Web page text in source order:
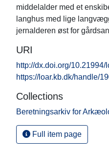
middelalder med et
langhus med lige
jernalderen øst for
URI
http://dx.doi.org/10.21994/
https://loar.kb.dk/handle/
Collections
Beretningsarkiv for
Full item page